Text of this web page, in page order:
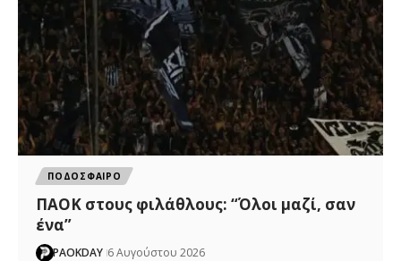
ΠΟΔΟΣΦΑΙΡΟ
ΠΑΟΚ στους φιλάθλους: “Όλοι μαζί, σαν
ένα”
PAOKDAY 6 Αυγούστου 2026